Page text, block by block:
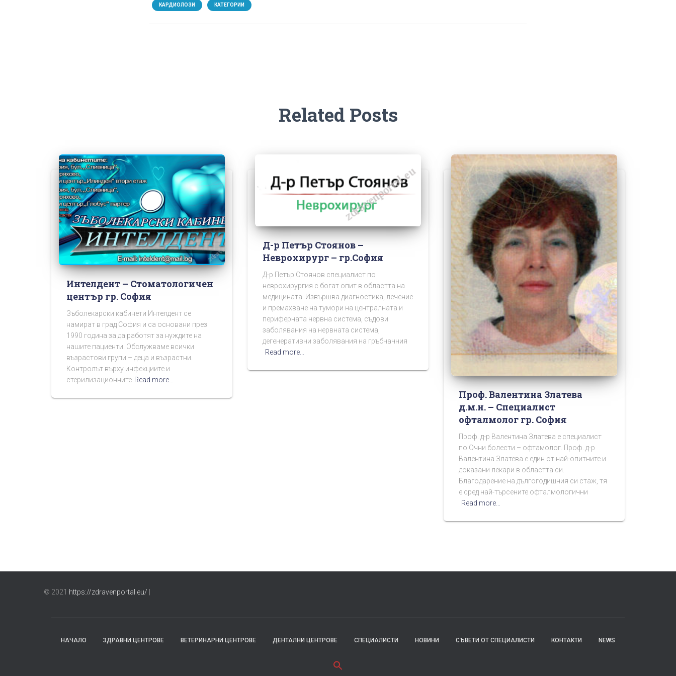
КАРДИОЛОЗИ КАТЕГОРИИ
Related Posts
Интелдент – Стоматологичен
център гр. София
Зъболекарски кабинети Интелдент се
намират в град София и са основани през
1990 година за да работят за нуждите на
нашите пациенти. Обслужваме всички
възрастови групи – деца и възрастни.
Контролът върху инфекциите и
стерилизационните Read more…
Д-р Петър Стоянов –
Неврохирург – гр.София
Д-р Петър Стоянов специалист по
неврохирургия с богат опит в областта на
медицината. Извършва диагностика, лечение
и премахване на тумори на централната и
периферната нервна система, съдови
заболявания на нервната система,
дегенеративни заболявания на гръбначния
Read more…
Проф. Валентина Златева
д.м.н. – Специалист
офталмолог гр. София
Проф. д-р Валентина Златева е специалист
по Очни болести – офтамолог. Проф. д-р
Валентина Златева е един от най-опитните и
доказани лекари в областта си.
Благодарение на дългогодишния си стаж, тя
е сред най-търсените офталмологични
Read more…
© 2021 https://zdravenportal.eu/
НАЧАЛО ЗДРАВНИ ЦЕНТРОВЕ ВЕТЕРИНАРНИ ЦЕНТРОВЕ ДЕНТАЛНИ ЦЕНТРОВЕ СПЕЦИАЛИСТИ НОВИНИ СЪВЕТИ ОТ СПЕЦИАЛИСТИ КОНТАКТИ NEWS